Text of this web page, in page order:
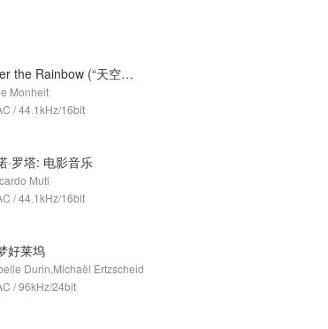
Over the Rainbow (“天空上尉与明日世界”电影插曲)
Monheit
/ 44.1kHz/16bit
·罗塔: 电影音乐
Muti
/ 44.1kHz/16bit
好莱坞
Durin,Michaël Ertzscheid
/ 96kHz/24bit